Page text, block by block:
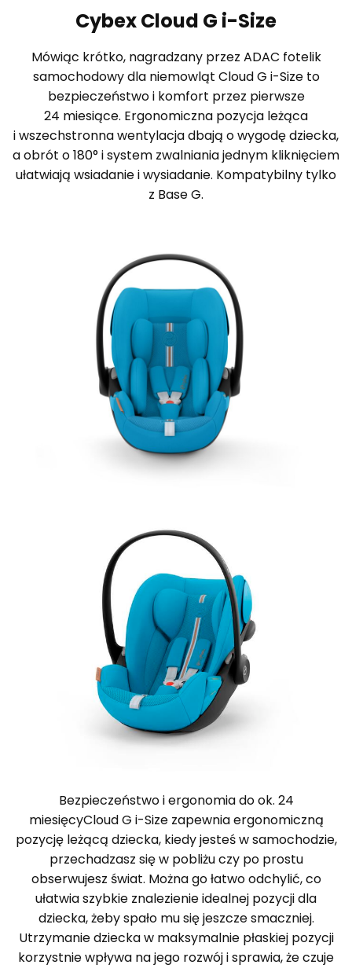
Cybex Cloud G i-Size
Mówiąc krótko, nagradzany przez ADAC fotelik
samochodowy dla niemowląt Cloud G i-Size to
bezpieczeństwo i komfort przez pierwsze
24 miesiące. Ergonomiczna pozycja leżąca
i wszechstronna wentylacja dbają o wygodę dziecka,
a obrót o 180° i system zwalniania jednym kliknięciem
ułatwiają wsiadanie i wysiadanie. Kompatybilny tylko
z Base G.
Bezpieczeństwo i ergonomia do ok. 24
miesięcyCloud G i-Size zapewnia ergonomiczną
pozycję leżącą dziecka, kiedy jesteś w samochodzie,
przechadzasz się w pobliżu czy po prostu
obserwujesz świat. Można go łatwo odchylić, co
ułatwia szybkie znalezienie idealnej pozycji dla
dziecka, żeby spało mu się jeszcze smaczniej.
Utrzymanie dziecka w maksymalnie płaskiej pozycji
korzystnie wpływa na jego rozwój i sprawia, że czuje